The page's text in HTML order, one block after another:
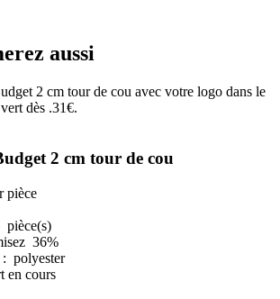
aussi
2 cm tour de cou
pièce
36%
: polyester
en cours